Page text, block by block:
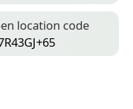
location code